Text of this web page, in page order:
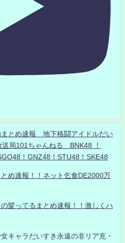
とめ速報 地下格闘アイドルだい
局101ちゃんねる BNK48 ！
！GNZ48！STU48！SKE48
め速報！！ネット乞食DE2000万
髪ってるまとめ速報！！激しくハ
キャラだいすき永遠の非リア充・